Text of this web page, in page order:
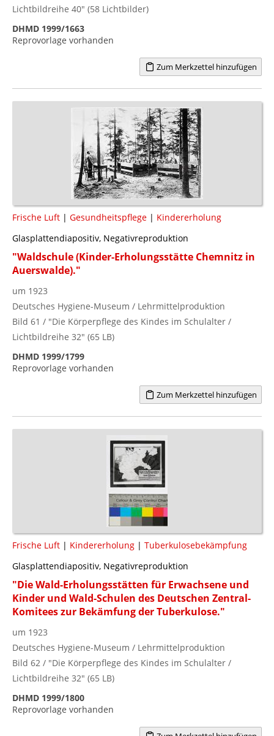
Lichtbildreihe 40" (58 Lichtbilder)
DHMD 1999/1663
Reprovorlage vorhanden
Zum Merkzettel hinzufügen
Frische Luft | Gesundheitspflege | Kindererholung
Glasplattendiapositiv, Negativreproduktion
"Waldschule (Kinder-Erholungsstätte Chemnitz in
Auerswalde)."
um 1923
Deutsches Hygiene-Museum / Lehrmittelproduktion
Bild 61 / "Die Körperpflege des Kindes im Schulalter /
Lichtbildreihe 32" (65 LB)
DHMD 1999/1799
Reprovorlage vorhanden
Zum Merkzettel hinzufügen
Frische Luft | Kindererholung | Tuberkulosebekämpfung
Glasplattendiapositiv, Negativreproduktion
"Die Wald-Erholungsstätten für Erwachsene und
Kinder und Wald-Schulen des Deutschen Zentral-
Komitees zur Bekämfung der Tuberkulose."
um 1923
Deutsches Hygiene-Museum / Lehrmittelproduktion
Bild 62 / "Die Körperpflege des Kindes im Schulalter /
Lichtbildreihe 32" (65 LB)
DHMD 1999/1800
Reprovorlage vorhanden